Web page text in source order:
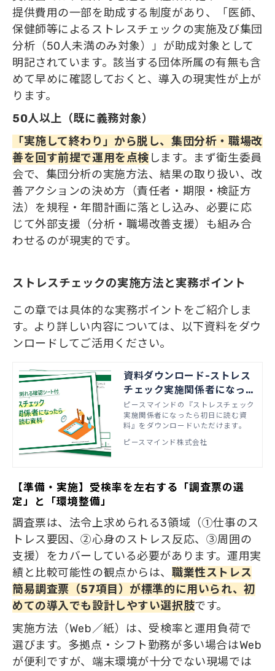
提供費用の一部を助成する制度があり、「医師、
保健師等によるストレスチェックの実施及び集団
分析（50人未満のみ対象）」が助成対象として
明記されています。該当する団体所属の有無も含
めて早めに確認しておくと、導入の現実性が上が
ります。
50人以上（既に義務対象）
「実施して終わり」から脱し、集団分析・職場改
善を回す前提で運用を点検 します。まず衛生委員
会で、集団分析の実施方法、結果の取り扱い、改
善アクションの決め方（責任者・期限・検証方
法）を規程・年間計画に落とし込み、必要に応
じて外部支援（分析・職場改善支援）も組み合
わせるのが現実的です。
ストレスチェックの実施方法と実務ポイント
この章では具体的な実務ポイントをご紹介しま
す。より詳しい内容については、以下資料をダウ
ンロードしてご活用ください。
資料ダウンロード-ストレス
チェック実施関係者になった
ら初日に読む資料
ピースマインドの『ストレスチェック
実施関係者になったら初日に読む資
料』をダウンロードいただけます。
ピースマインド株式会社
【準備・実施】受検率を左右する「調査票の選
定」と「環境整備」
調査票は、法令上求められる3領域（①仕事のス
トレス要因、②心身のストレス反応、③周囲の
支援）をカバーしている必要があります。運用実
績と比較可能性の観点からは、職業性ストレス
簡易調査票（57項目）が標準的に用いられ、初
めての導入でも設計しやすい選択肢です。
実施方法（Web／紙）は、受検率と運用負荷で
選びます。多拠点・シフト勤務が多い場合はWeb
が便利ですが、端末環境が十分でない現場では